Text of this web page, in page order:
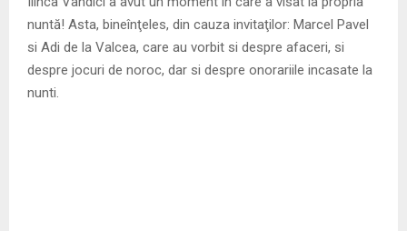
N
nuntă! Asta, bineînţeles, din cauza invitaţilor: Marcel Pavel
si Adi de la Valcea, care au vorbit si despre afaceri, si
despre jocuri de noroc, dar si despre onorariile incasate la
nunti.